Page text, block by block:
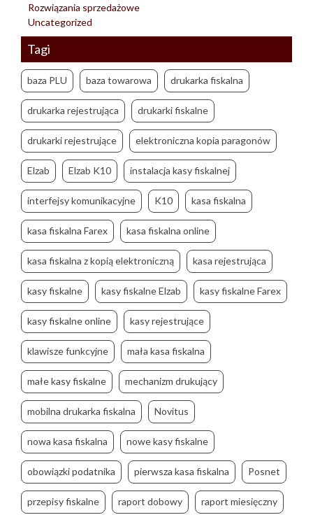
Rozwiązania sprzedażowe
Uncategorized
Tagi
baza PLU baza towarowa drukarka fiskalna
drukarka rejestrująca drukarki fiskalne
drukarki rejestrujące elektroniczna kopia paragonów
Elzab Elzab K10 instalacja kasy fiskalnej
interfejsy komunikacyjne K10 kasa fiskalna
kasa fiskalna Farex kasa fiskalna online
kasa fiskalna z kopią elektroniczną kasa rejestrująca
kasy fiskalne kasy fiskalne Elzab kasy fiskalne Farex
kasy fiskalne online kasy rejestrujące
klawisze funkcyjne mała kasa fiskalna
małe kasy fiskalne mechanizm drukujący
mobilna drukarka fiskalna Novitus
nowa kasa fiskalna nowe kasy fiskalne
obowiązki podatnika pierwsza kasa fiskalna Posnet
przepisy fiskalne raport dobowy raport miesięczny